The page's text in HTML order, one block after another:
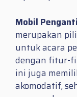
Mobil
merupakan
untuk acara
dengan fitur-
ini juga
akomodatif,